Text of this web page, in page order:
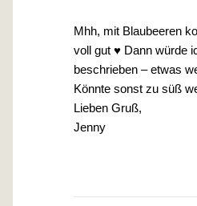
Mhh, mit Blaubeeren
voll gut ♥ Dann würde
beschrieben – etwas
Könnte sonst zu süß
Lieben Gruß,
Jenny